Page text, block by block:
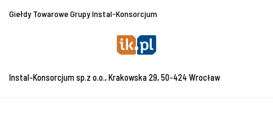
Giełdy Towarowe Grupy Instal-Konsorcjum
Instal-Konsorcjum sp.z o.o., Krakowska 29, 50-424 Wrocław